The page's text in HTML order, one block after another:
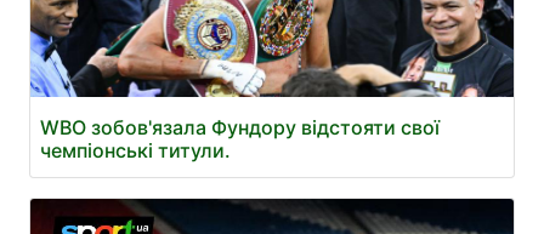
WBO зобов'язала Фундору відстояти свої
чемпіонські титули.